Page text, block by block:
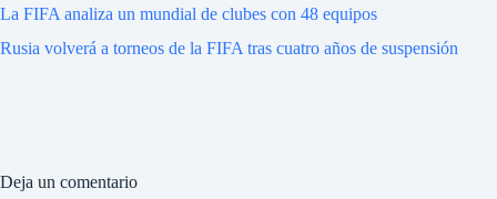
La FIFA analiza un mundial de clubes con 48 equipos
Rusia volverá a torneos de la FIFA tras cuatro años de suspensión
Deja un comentario